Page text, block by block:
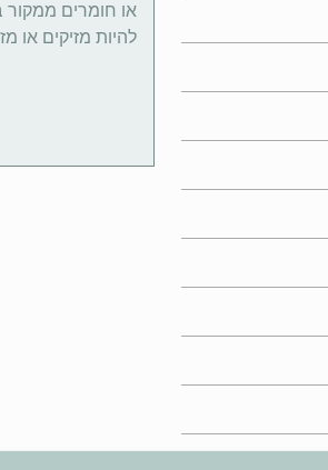
או חומרים ממקור
להיות מזיקים או